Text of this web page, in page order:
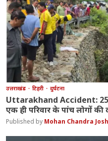
उत्तराखंड टिहरी दुर्घटना
Uttarakhand Accident: 250
एक ही परिवार के पांच लोगों की
Mohan Chandra